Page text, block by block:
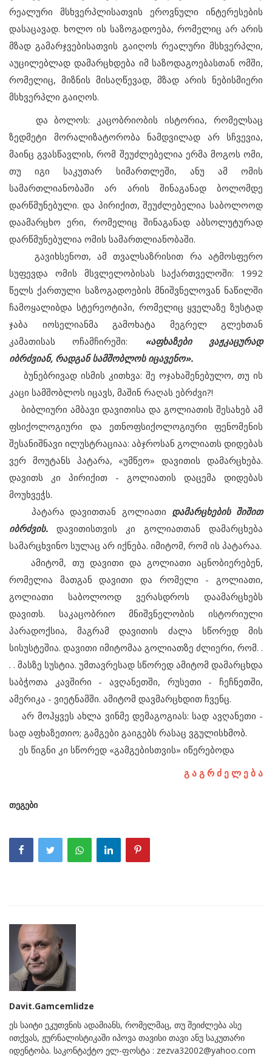
რეალური მსხვერპლისათვის ეროვნული ინტერესების
დასაცავად. ხოლო ის საზოგადოება, რომელიც არ არის
მზად გამარჯვებისათვის გაიღოს რეალური მსხვერპლი,
აუცილებლად დამარცხდება იმ საზოდაგოებასთან ომში,
რომელიც, მიზნის მისაღწევად, მზად არის ნებისმიერი
მსხვერპლი გაიღოს.
და ბოლოს: კაცობრიობის ისტორია, რომელსაც
ზედმეტი მორალიზატორობა ნამდვილად არ სჩვევია,
მაინც გვასწავლის, რომ შეუძლებელია ერმა მოგოს ომი,
თუ იგი საკუთარ სიმართლეში, ანუ ამ ომის
სამართლიანობაში არ არის შინაგანად ბოლომდე
დარწმუნებული. და პირიქით, შეუძლებელია საბოლოოდ
დაამარცხო ერი, რომელიც შინაგანად აბსოლუტურად
დარწმუნებულია ომის სამართლიანობაში.
გავიხსენოთ, ამ თვალსაზრისით რა ატმოსფერო
სუფევდა ომის მსვლელობისას საქართველოში: 1992
წელს ქართული საზოგადოების მნიშვნელოვან ნაწილში
ჩამოყალიბდა სტერეოტიპი, რომელიც ყველაზე ზუსტად
ჯაბა იოსელიანმა გამოხატა მეგრელ გლეხთან
კამათისას ოჩამჩირეში: «აფხაზები ვაჟკაცურად
იბრძვიან, რადგან სამშობლოს იცავენო».
ბუნებრივად ისმის კითხვა: შე ოჯახაშენებულო, თუ ის
კაცი სამშობლოს იცავს, მაშინ რაღას ებრძვი?!
ბიბლიური ამბავი დავითისა და გოლიათის შესახებ ამ
ფსიქოლოგიური და ეთნოფსიქოლოგიური ფენომენის
შესანიშნავი ილუსტრაციაა: აბჯროსან გოლიათს დიდებას
ვერ მოუტანს პატარა, «უმწეო» დავითის დამარცხება.
დავითს კი პირიქით - გოლიათის დაცემა დიდებას
მოუხვეჭს.
პატარა დავითთან გოლიათი დამარცხების შიშით
იბრძვის. დავითისთვის კი გოლიათთან დამარცხება
სამარცხვინო სულაც არ იქნება. იმიტომ, რომ ის პატარაა.
ამიტომ, თუ დავითი და გოლიათი აცნობიერებენ,
რომელია მათგან დავითი და რომელი - გოლიათი,
გოლიათი საბოლოოდ ვერასდროს დაამარცხებს
დავითს. საკაცობრიო მნიშვნელობის ისტორიული
პარადოქსია, მაგრამ დავითის ძალა სწორედ მის
სისუსტეშია. დავითი იმიტომაა გოლიათზე ძლიერი, რომ. .
. . მასზე სუსტია. უმთავრესად სწორედ ამიტომ დამარცხდა
საბჭოთა კავშირი - ავღანეთში, რუსეთი - ჩეჩნეთში,
ამერიკა - ვიეტნამში. ამიტომ დავმარცხდით ჩვენც.
არ მოჰყვეს ახლა ვინმე დემაგოგიას: სად ავღანეთი -
სად აფხაზეთიო; გამგები გაიგებს რასაც ვგულისხმობ.
ეს წიგნი კი სწორედ «გამგებისთვის» იწერებოდა
გ ა გ რ ძ ე ლ ე ბ ა
თეგები
Davit.Gamcemlidze
ეს საიტი ეკუთვნის ადამიანს, რომელმაც, თუ შეიძლება ასე
ითქვას, ჟურნალისტიკაში იპოვა თავისი თავი ანუ საკუთარი
იდენტობა. საკონტაქტო ელ-ფოსტა : zezva32002@yahoo.com